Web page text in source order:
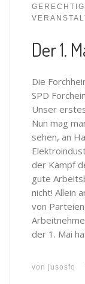
Der 1.
Die
SPD
Unser
Nun mag
sehen, an
der Kampf
gute
nicht! Allein
von
der 1. Mai
von jusosfo